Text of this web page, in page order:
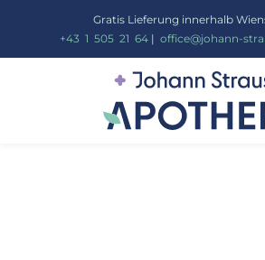
Gratis Lieferung innerhalb
+43 1 505_ 21 64| office@johann-